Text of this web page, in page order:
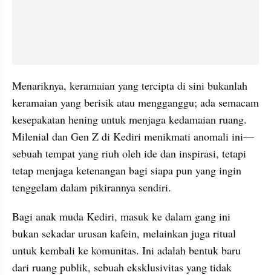
Menariknya, keramaian yang tercipta di sini bukanlah
keramaian yang berisik atau mengganggu; ada semacam
kesepakatan hening untuk menjaga kedamaian ruang.
Milenial dan Gen Z di Kediri menikmati anomali ini—
sebuah tempat yang riuh oleh ide dan inspirasi, tetapi
tetap menjaga ketenangan bagi siapa pun yang ingin
tenggelam dalam pikirannya sendiri.
Bagi anak muda Kediri, masuk ke dalam gang ini
bukan sekadar urusan kafein, melainkan juga ritual
untuk kembali ke komunitas. Ini adalah bentuk baru
dari ruang publik, sebuah eksklusivitas yang tidak